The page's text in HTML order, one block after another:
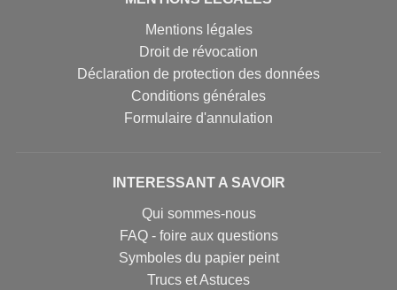
Mentions légales
Droit de révocation
Déclaration de protection des données
Conditions générales
Formulaire d'annulation
INTERESSANT A SAVOIR
Qui sommes-nous
FAQ - foire aux questions
Symboles du papier peint
Trucs et Astuces